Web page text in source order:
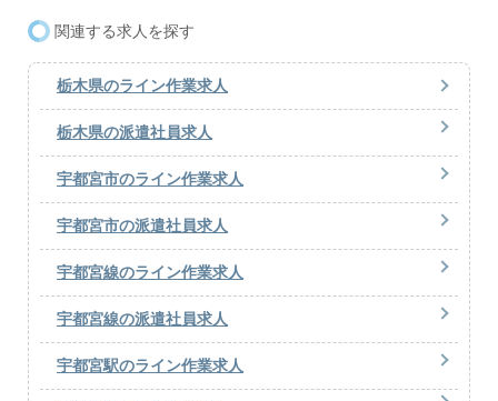
関連する求人を探す
栃木県のライン作業求人
栃木県の派遣社員求人
宇都宮市のライン作業求人
宇都宮市の派遣社員求人
宇都宮線のライン作業求人
宇都宮線の派遣社員求人
宇都宮駅のライン作業求人